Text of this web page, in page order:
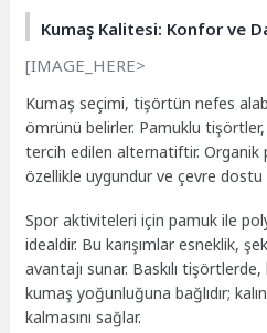
Kumaş Kalitesi: Konfor ve
[IMAGE_HERE>
Kumaş seçimi, tişörtün nefes
ömrünü belirler. Pamuklu tişörtler,
tercih edilen alternatiftir. Organik
özellikle uygundur ve çevre dostu
Spor aktiviteleri için pamuk ile
idealdir. Bu karışımlar esneklik,
avantajı sunar. Baskılı
kumaş yoğunluğuna bağlıdır;
kalmasını sağlar.